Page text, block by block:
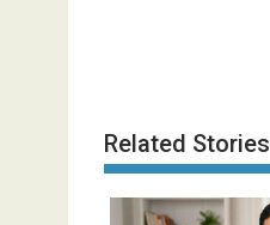
Related Stories